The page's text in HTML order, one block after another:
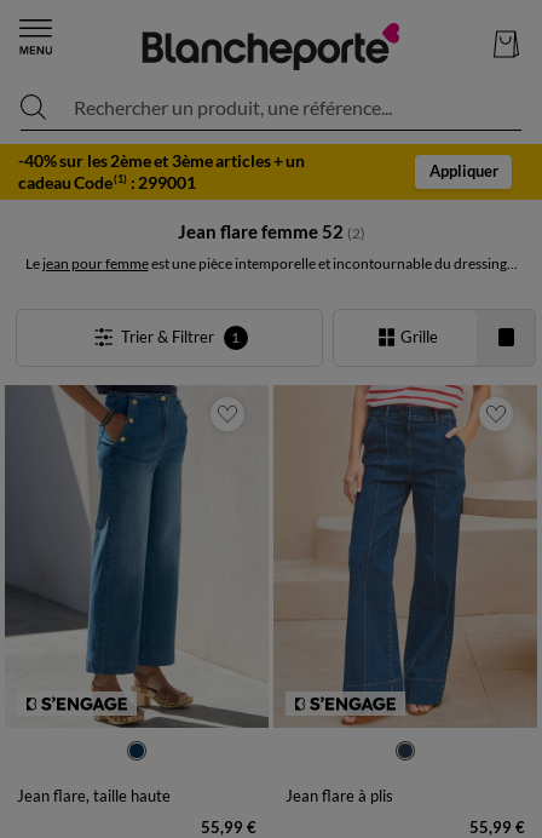
Rechercher un produit, une référence...
-40% sur les 2ème et 3ème articles + un
cadeau Code(1) : 299001
Appliquer
Jean flare femme 52 (2)
Le jean pour femmeest une pièce intemporelle et incontournable du dressing...
Trier & Filtrer 1 Grille
42
Jean flare, taille haute
55,99 €
42
Jean flare à plis
55,99 €